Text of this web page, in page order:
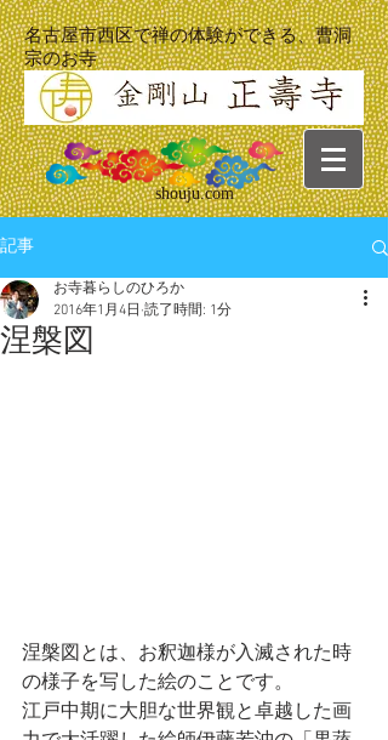
名古屋市西区で禅の体験ができる、曹洞
宗のお寺
shouju.com
記事
涅槃図
お寺暮らしのひろか
2016年1月4日 読了時間: 1分
涅槃図とは、お釈迦様が入滅された時
の様子を写した絵のことです。
江戸中期に大胆な世界観と卓越した画